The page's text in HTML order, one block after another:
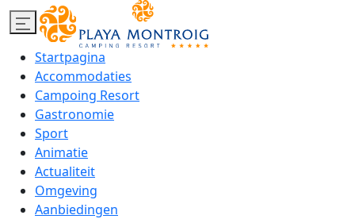
Startpagina
Accommodaties
Campoing Resort
Gastronomie
Sport
Animatie
Actualiteit
Omgeving
Aanbiedingen